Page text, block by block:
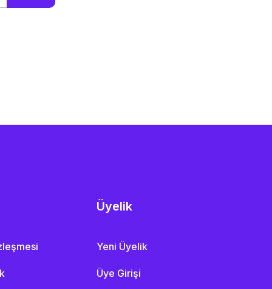
Üyelik
Yeni Üyelik
Üye Girişi